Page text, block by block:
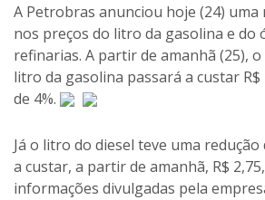
A Petrobras anunciou hoje (24) uma
nos preços do litro da gasolina e do
refinarias. A partir de amanhã (25),
litro da gasolina passará a custar R$
de 4%.
Já o litro do diesel teve uma redução
a custar, a partir de amanhã, R$
informações divulgadas pela